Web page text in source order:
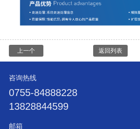
上一个 返回列表
咨询热线
0755-84888228
13828844599
邮箱